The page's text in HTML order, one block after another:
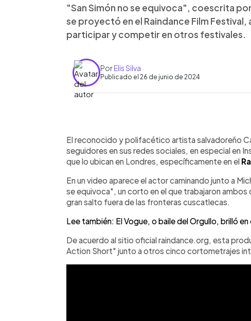
"San Simón no se equivoca", coescrita
se proyectó en el Raindance Film
participar y competir en otros festivales.
PorElis Silva
Publicado el 26 de junio de 2024
► Escuchar artículo
El reconocido y polifacético artista salvadoreño
seguidores en sus redes sociales, en especial en
que lo ubican en Londres, específicamente en el
En un video aparece el actor caminando junto a
se equivoca", un corto en el que trabajaron ambos
gran salto fuera de las fronteras cuscatlecas.
Lee también: El Vogue, o baile del Orgullo, brilló
De acuerdo al sitio oficial raindance.org, esta
Action Short" junto a otros cinco cortometrajes